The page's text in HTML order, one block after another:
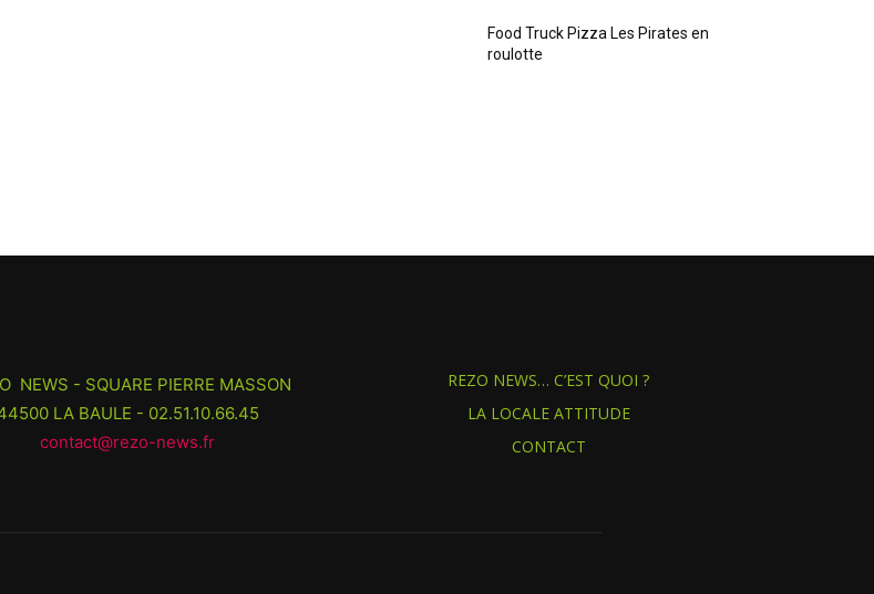
Food Truck Pizza Les Pirates en
roulotte
NEWS - SQUARE PIERRE MASSON
LA BAULE - 02.51.10.66.45
contact@rezo-news.fr
REZO NEWS… C’EST QUOI ?
LA LOCALE ATTITUDE
CONTACT